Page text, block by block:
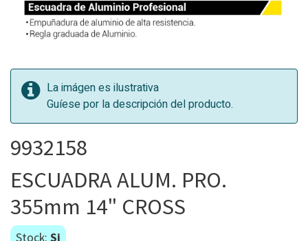
La imágen es ilustrativa
Guíese por la descripción del producto.
9932158
ESCUADRA ALUM. PRO.
355mm 14" CROSS
Stock: Si